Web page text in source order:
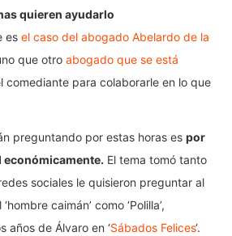
quieren ayudarlo
es el caso del abogado Abelardo de la
que otro abogado que se está
comediante para colaborarle en lo que
preguntando por estas horas es por
económicamente. El tema tomó tanto
sociales le quisieron preguntar al
caimán’ como ‘Polilla’,
años de Álvaro en ‘Sábados Felices‘.